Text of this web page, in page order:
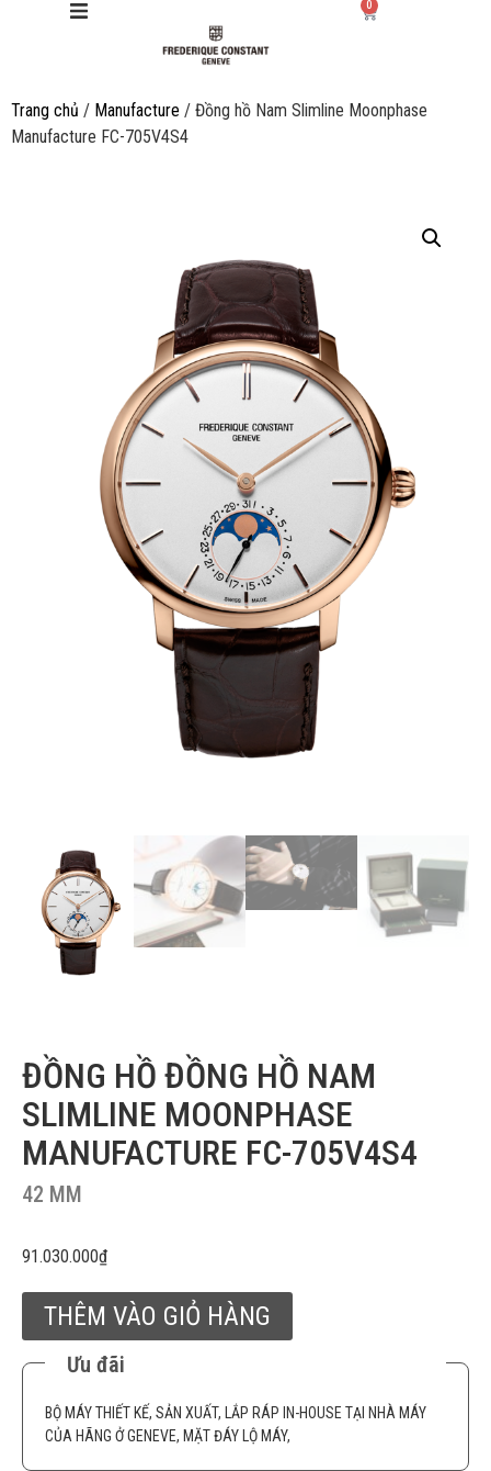
Giới thiệu
0
Trang chủ / Manufacture / Đồng hồ Nam Slimline Moonphase
Manufacture FC-705V4S4
ĐỒNG HỒ ĐỒNG HỒ NAM
SLIMLINE MOONPHASE
MANUFACTURE FC-705V4S4
42 MM
91.030.000₫
THÊM VÀO GIỎ HÀNG
Ưu đãi
BỘ MÁY THIẾT KẾ, SẢN XUẤT, LẮP RÁP IN-HOUSE TẠI NHÀ MÁY
CỦA HÃNG Ở GENEVE, MẶT ĐÁY LỘ MÁY,